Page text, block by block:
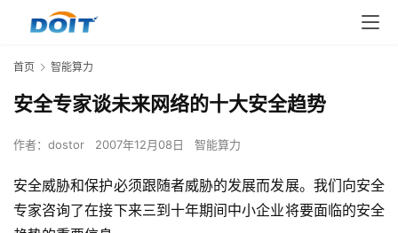
首页 智能算力
安全专家谈未来网络的十大安全趋势
作者： dostor 2007年12月08日 智能算力
安全威胁和保护必须跟随者威胁的发展而发展。我们向安全
专家咨询了在接下来三到十年期间中小企业将要面临的安全